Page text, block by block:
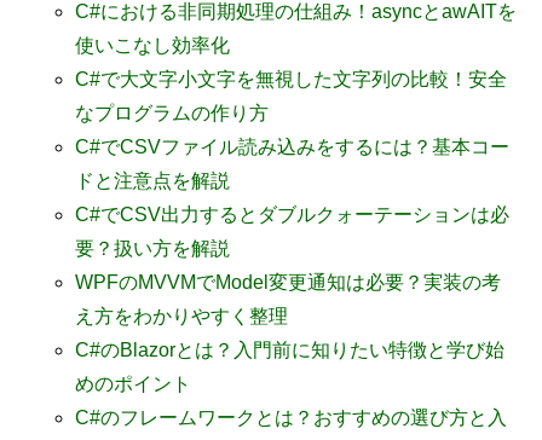
C#における非同期処理の仕組み！asyncとawAITを
使いこなし効率化
C#で大文字小文字を無視した文字列の比較！安全
なプログラムの作り方
C#でCSVファイル読み込みをするには？基本コー
ドと注意点を解説
C#でCSV出力するとダブルクォーテーションは必
要？扱い方を解説
WPFのMVVMでModel変更通知は必要？実装の考
え方をわかりやすく整理
C#のBlazorとは？入門前に知りたい特徴と学び始
めのポイント
C#のフレームワークとは？おすすめの選び方と入